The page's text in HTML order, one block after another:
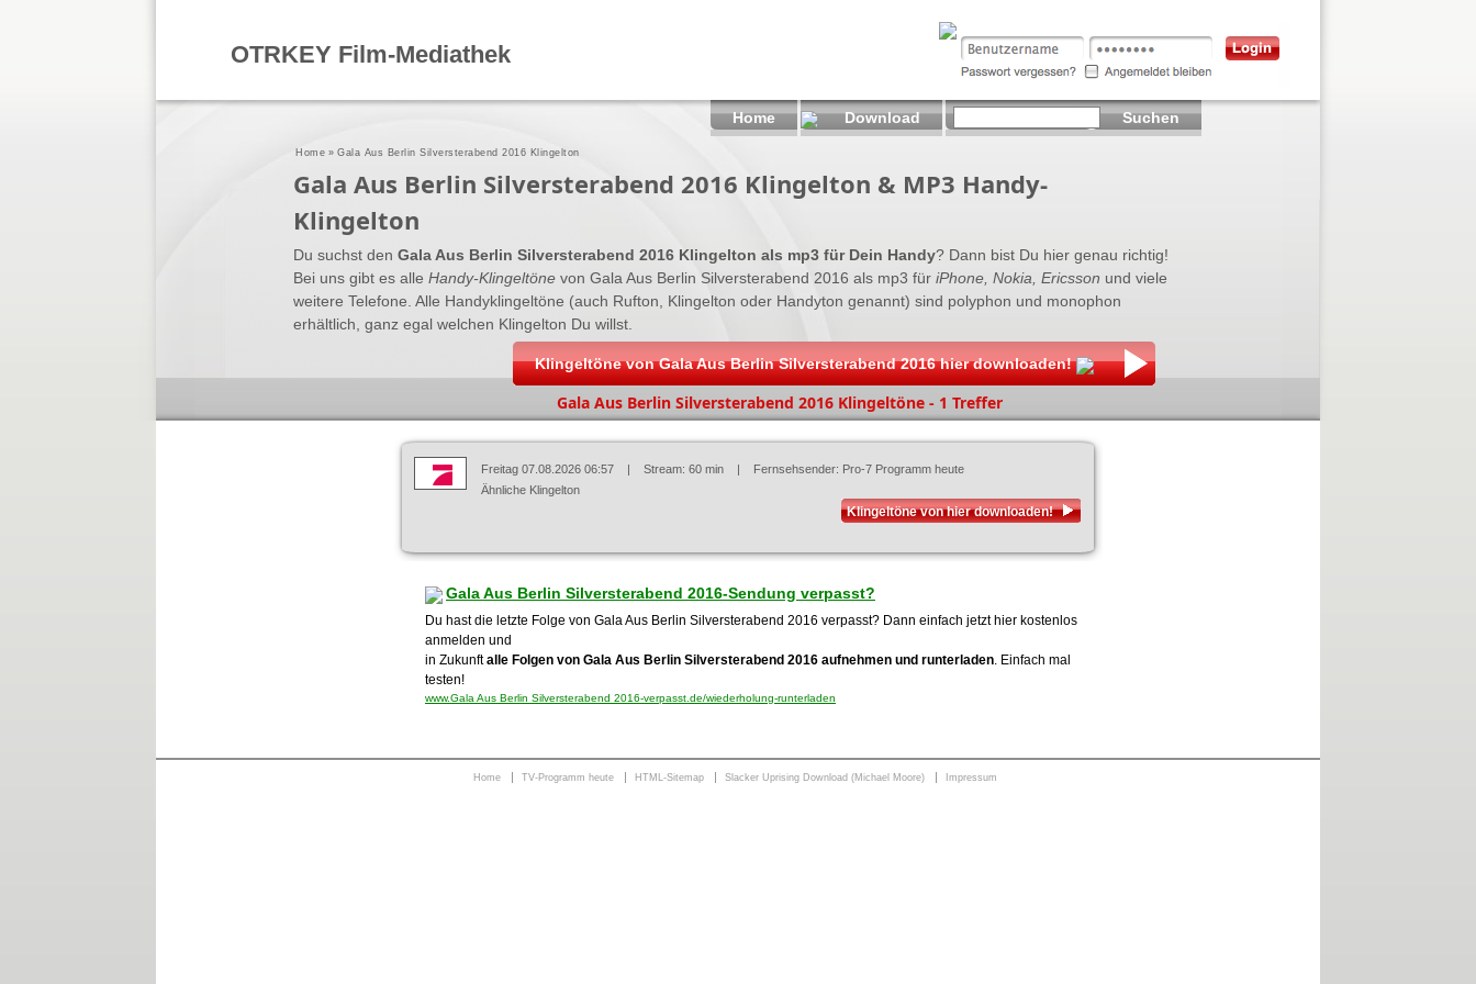
Gala Aus Berlin Silversterabend 2016 Klingelton & MP3 Handy-
Klingelton
Du suchst den Gala Aus Berlin Silversterabend 2016 Klingelton als mp3 für Dein Handy? Dann bist Du hier genau richtig!
Bei uns gibt es alle Handy-Klingeltöne von Gala Aus Berlin Silversterabend 2016 als mp3 für iPhone, Nokia, Ericsson und viele
weitere Telefone. Alle Handyklingeltöne (auch Rufton, Klingelton oder Handyton genannt) sind polyphon und monophon
erhältlich, ganz egal welchen Klingelton Du willst.
Klingeltöne von Gala Aus Berlin Silversterabend 2016 hier downloaden!
Gala Aus Berlin Silversterabend 2016 Klingeltöne - 1 Treffer
Freitag 07.08.2026 06:57 | Stream: 60 min | Fernsehsender: Pro-7 Programm heute
Ähnliche Klingelton
Klingeltöne von hier downloaden!
Gala Aus Berlin Silversterabend 2016-Sendung verpasst?
Du hast die letzte Folge von Gala Aus Berlin Silversterabend 2016 verpasst? Dann einfach jetzt hier kostenlos
anmelden und
in Zukunftalle Folgen von Gala Aus Berlin Silversterabend 2016 aufnehmen und runterladen. Einfach mal
testen!
www.Gala Aus Berlin Silversterabend 2016-verpasst.de/wiederholung-runterladen
Home »Gala Aus Berlin Silversterabend 2016 Klingelton
OTRKEY Film-Mediathek
Home Download Suchen
Home TV-Programm heute HTML-Sitemap Slacker Uprising Download (Michael Moore) Impressum